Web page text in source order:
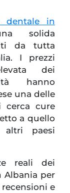
dentale in
solida
da tutta
I prezzi
dei
hanno
una delle
cerca cure
a quello
paesi
reali dei
Albania per
e